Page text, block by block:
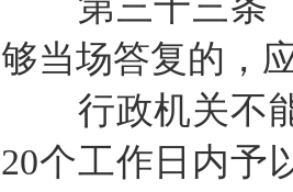
够当场答复的，
行政机关不能
20个工作日内予